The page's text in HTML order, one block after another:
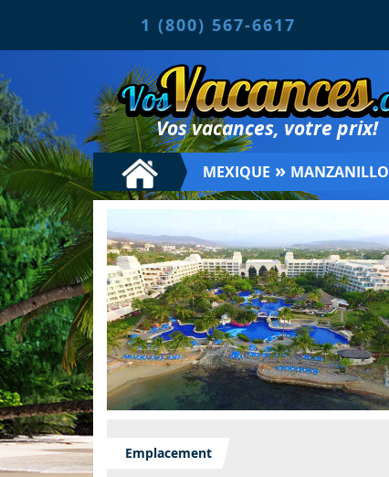
1 (800) 567-6617
Vos vacances, votre prix!
MEXIQUE » MANZANILLO
Emplacement